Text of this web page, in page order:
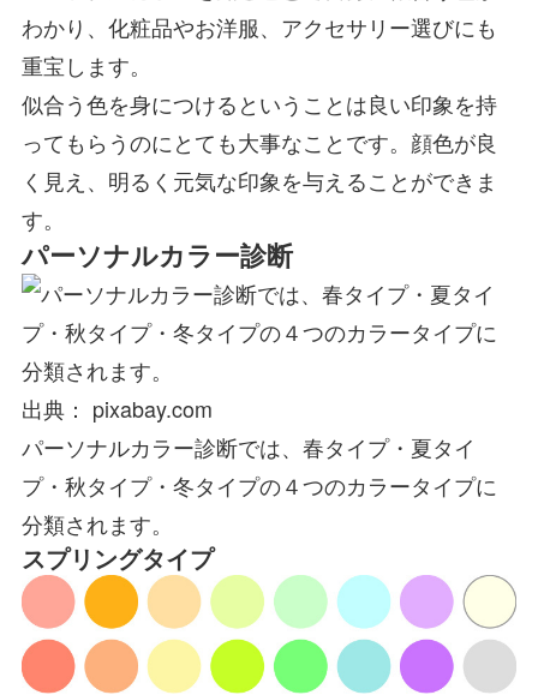
わかり、化粧品やお洋服、アクセサリー選びにも
重宝します。
似合う色を身につけるということは良い印象を持
ってもらうのにとても大事なことです。顔色が良
く見え、明るく元気な印象を与えることができま
す。
パーソナルカラー診断
出典： pixabay.com
パーソナルカラー診断では、春タイプ・夏タイ
プ・秋タイプ・冬タイプの４つのカラータイプに
分類されます。
スプリングタイプ